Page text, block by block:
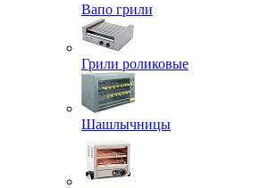
Вапо грили
Грили роликовые
Шашлычницы